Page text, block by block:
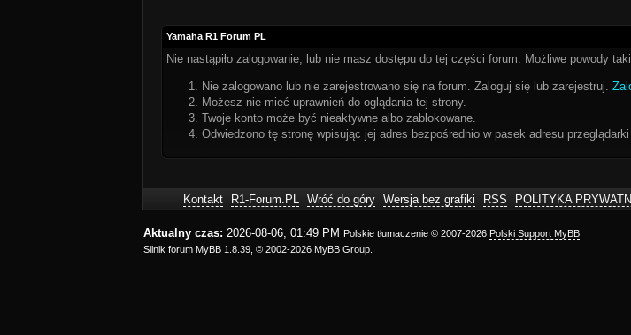
Yamaha R1 Forum PL
Nie nastąpiło zalogowanie, lub nie masz dostępu do tej części forum. Możliwe powody
Nie zalogowano lub nie zarejestrowano się na forum. Zaloguj się lub zarejestruj.
Możesz nie mieć uprawnień do oglądania tej strony.
Twoje konto może być nieaktywne albo zablokowane.
Odwiedzono tę stronę wpisując jej adres bezpośrednio w pasek adresu
Kontakt R1-Forum.PL Wróć do góry Wersja bez grafiki RSS POLITYKA
Aktualny czas: 2026-08-06, 01:49 PM Polskie tłumaczenie © 2007-2026 Polski Support MyBB
Silnik forum MyBB 1.8.39 , © 2002-2026 MyBB Group